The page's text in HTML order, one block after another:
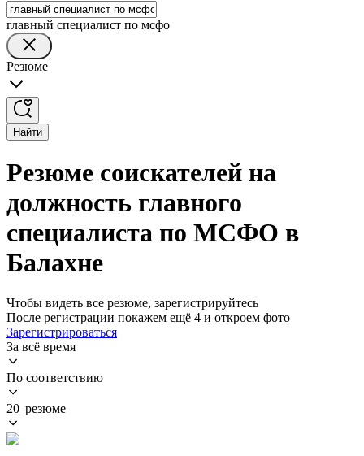
главный специалист по мсфо
Резюме
Найти
Резюме соискателей на
должность главного
специалиста по МСФО в
Балахне
Чтобы видеть все резюме, зарегистрируйтесь
После регистрации покажем ещё 4 и откроем фото
Зарегистрироваться
За всё время
По соответствию
20 резюме